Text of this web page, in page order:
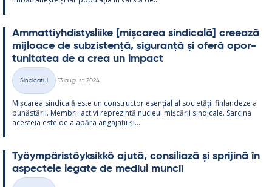
Am­mat­tiyh­dis­tys­liike [mișca­rea sin­dicală] cree­ază
mij­loace de subzis­tență, si­gu­ranță și oferă opor­
tu­ni­ta­tea de a crea un im­pact
Categorii
Sindicatul
13 august 2024
Mișca­rea sin­dicală este un con­struc­tor esențial al societății fin­lan­deze a
bunăstă­rii. Mem­brii ac­tivi reprezintă nucleul mișcă­rii sin­dicale. Sarcina
aces­teia este de a apăra an­ga­jații și...
Työym­pä­ris­töyk­sikkö ajută, con­si­liază și spri­jină în
as­pec­tele le­gate de me­diul muncii